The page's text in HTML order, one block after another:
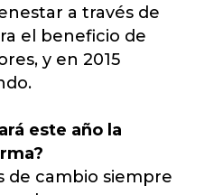
a través de
el beneficio de
y en 2015
este año la
de cambio siempre